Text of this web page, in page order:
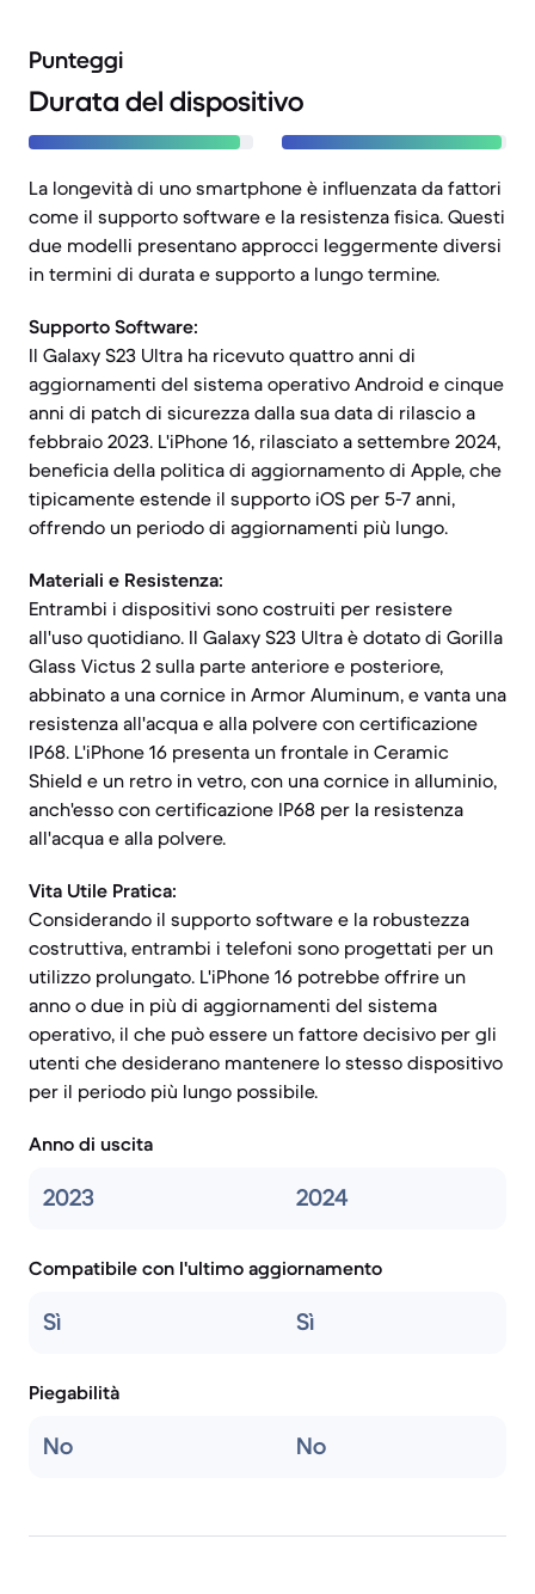
Punteggi
Durata del dispositivo
La longevità di uno smartphone è influenzata da fattori
come il supporto software e la resistenza fisica. Questi
due modelli presentano approcci leggermente diversi
in termini di durata e supporto a lungo termine.
Supporto Software:
Il Galaxy S23 Ultra ha ricevuto quattro anni di
aggiornamenti del sistema operativo Android e cinque
anni di patch di sicurezza dalla sua data di rilascio a
febbraio 2023. L'iPhone 16, rilasciato a settembre 2024,
beneficia della politica di aggiornamento di Apple, che
tipicamente estende il supporto iOS per 5-7 anni,
offrendo un periodo di aggiornamenti più lungo.
Materiali e Resistenza:
Entrambi i dispositivi sono costruiti per resistere
all'uso quotidiano. Il Galaxy S23 Ultra è dotato di Gorilla
Glass Victus 2 sulla parte anteriore e posteriore,
abbinato a una cornice in Armor Aluminum, e vanta una
resistenza all'acqua e alla polvere con certificazione
IP68. L'iPhone 16 presenta un frontale in Ceramic
Shield e un retro in vetro, con una cornice in alluminio,
anch'esso con certificazione IP68 per la resistenza
all'acqua e alla polvere.
Vita Utile Pratica:
Considerando il supporto software e la robustezza
costruttiva, entrambi i telefoni sono progettati per un
utilizzo prolungato. L'iPhone 16 potrebbe offrire un
anno o due in più di aggiornamenti del sistema
operativo, il che può essere un fattore decisivo per gli
utenti che desiderano mantenere lo stesso dispositivo
per il periodo più lungo possibile.
Anno di uscita
2023 2024
Compatibile con l'ultimo aggiornamento
Sì Sì
Piegabilità
No No